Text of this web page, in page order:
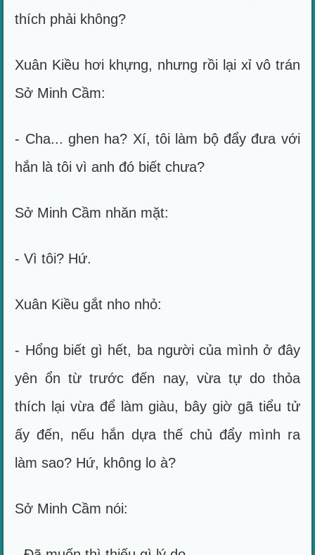
thích phải không?
Xuân Kiều hơi khựng, nhưng rồi lại xỉ vô trán
Sở Minh Cầm:
- Cha... ghen ha? Xí, tôi làm bộ đẩy đưa với
hắn là tôi vì anh đó biết chưa?
Sở Minh Cầm nhăn mặt:
- Vì tôi? Hứ.
Xuân Kiều gắt nho nhỏ:
- Hổng biết gì hết, ba người của mình ở đây
yên ổn từ trước đến nay, vừa tự do thỏa
thích lại vừa để làm giàu, bây giờ gã tiểu tử
ấy đến, nếu hắn dựa thế chủ đẩy mình ra
làm sao? Hứ, không lo à?
Sở Minh Cầm nói: